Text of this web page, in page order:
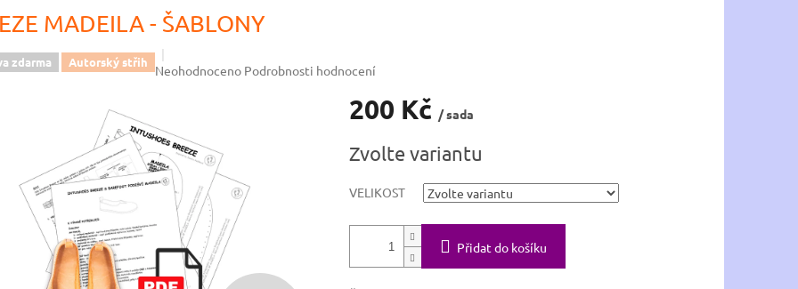
MADEILA - ŠABLONY
zdarma Autorský střih Průměrné
0,0
z
5
hvězdiček.
Neohodnoceno Podrobnosti hodnocení
200 Kč / sada
cena:
Zvolte variantu
VELIKOST
Přidat do košíku